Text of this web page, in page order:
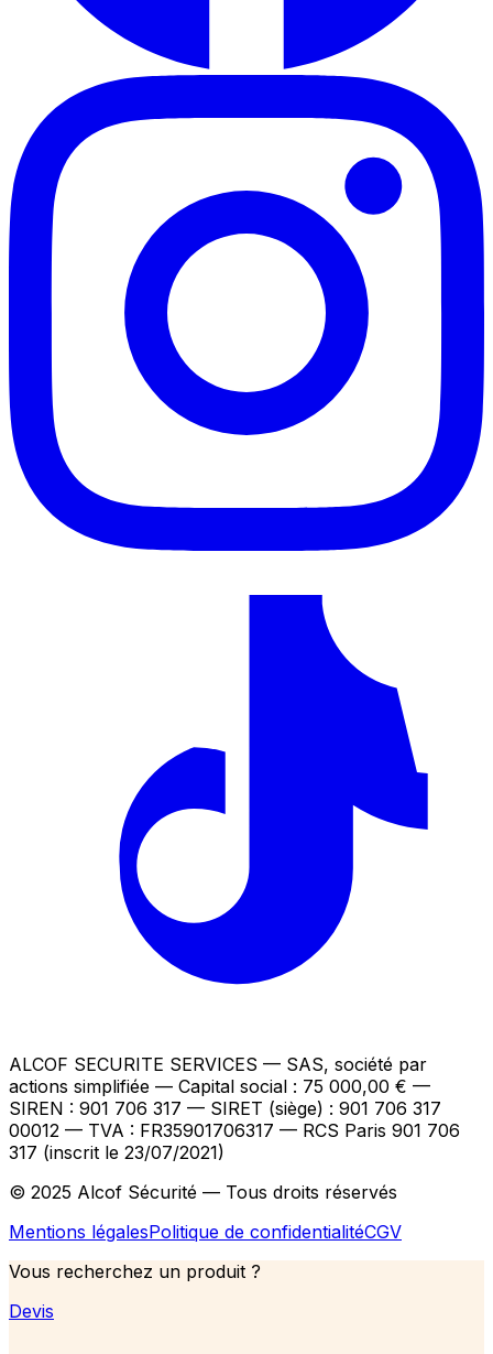
ALCOF SECURITE SERVICES — SAS, société par
actions simplifiée — Capital social : 75 000,00 € —
SIREN : 901 706 317 — SIRET (siège) : 901 706 317
00012 — TVA : FR35901706317 — RCS Paris 901 706
317 (inscrit le 23/07/2021)
© 2025 Alcof Sécurité — Tous droits réservés
Mentions légalesPolitique de confidentialitéCGV
Vous recherchez un produit ?
Devis